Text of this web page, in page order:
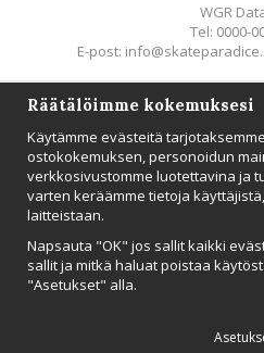
WGR
Tel: 0000-
E-post:
Följ oss
Räätälöimme kokemuksesi
Käytämme evästeitä
ostokokemuksen, personoidun
verkkosivustomme luotettavina ja
varten keräämme tietoja
laitteistaan.
Napsauta "OK" jos sallit kaikki
sallit ja mitkä haluat poistaa
"Asetukset" alla.